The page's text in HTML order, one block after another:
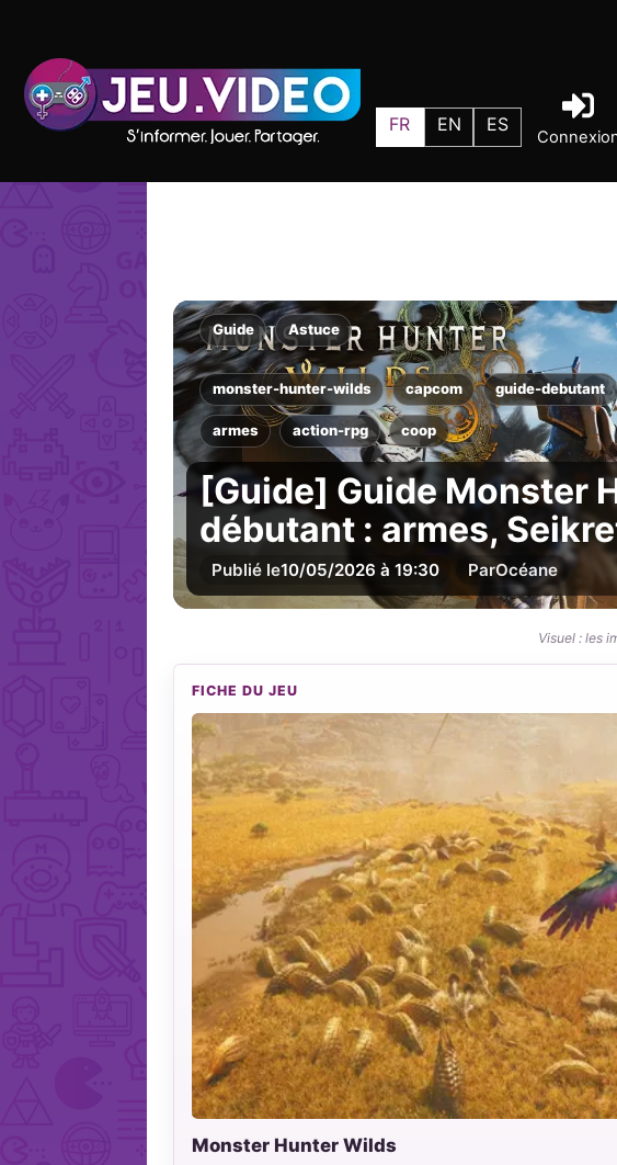
FR EN ES
Guide Astuce
monster-hunter-wilds capcom guide-debutant
armes action-rpg coop
[Guide] Guide Monster
débutant : armes,
Publié le10/05/2026 à 19:30 ParOcéane
Visuel : les
FICHE DU JEU
Monster Hunter Wilds